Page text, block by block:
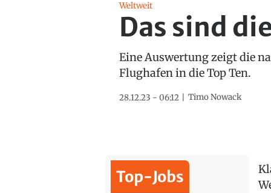
Weltweit
Das sind
Eine Auswertung zeigt die
Flughafen in die Top Ten.
28.12.23 - 06:12 Timo Nowack
Top-Jobs